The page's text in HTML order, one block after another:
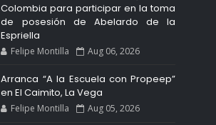
Colombia para participar en la toma
de posesión de Abelardo de la
Espriella
Felipe Montilla Aug 06, 2026
Arranca “A la Escuela con Propeep”
en El Caimito, La Vega
Felipe Montilla Aug 05, 2026